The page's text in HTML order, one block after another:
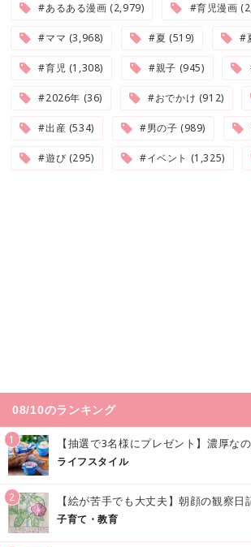
#あるある漫画 (2,979) #育児漫画
#ママ (3,968) #夏 (519) #
#育児 (1,308) #親子 (945)
#2026年 (36) #おでかけ (912)
#出産 (534) #男の子 (989)
#遊び (295) #イベント (1,325)
08/10のランキング
1
ライフスタイル
2
子育て・教育